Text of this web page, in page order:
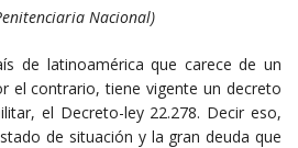
Nacional)
de latinoamérica que carece de un
el contrario, tiene vigente un decreto
el Decreto-ley 22.278. Decir eso,
de situación y la gran deuda que